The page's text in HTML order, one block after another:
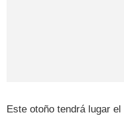
Este otoño tendrá lugar